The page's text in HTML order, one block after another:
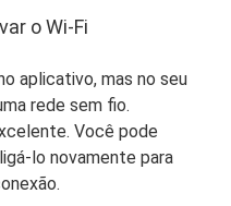
o Wi-Fi
aplicativo, mas no seu
rede sem fio.
Você pode
lo novamente para